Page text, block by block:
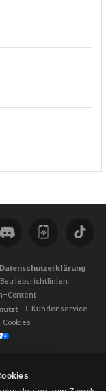
Datenschutzerklärung
Betriebsrichtlinien
Content
Kundenservice